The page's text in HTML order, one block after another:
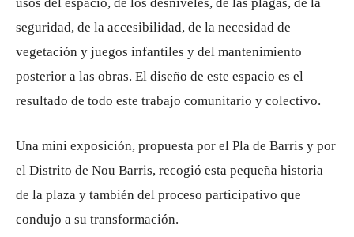
seguridad, de la accesibilidad, de la necesidad de
vegetación y juegos infantiles y del mantenimiento
posterior a las obras. El diseño de este espacio es el
resultado de todo este trabajo comunitario y colectivo.
Una mini exposición, propuesta por el Pla de Barris y por
el Distrito de Nou Barris, recogió esta pequeña historia
de la plaza y también del proceso participativo que
condujo a su transformación.